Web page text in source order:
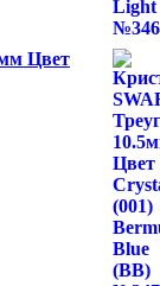
Цвет